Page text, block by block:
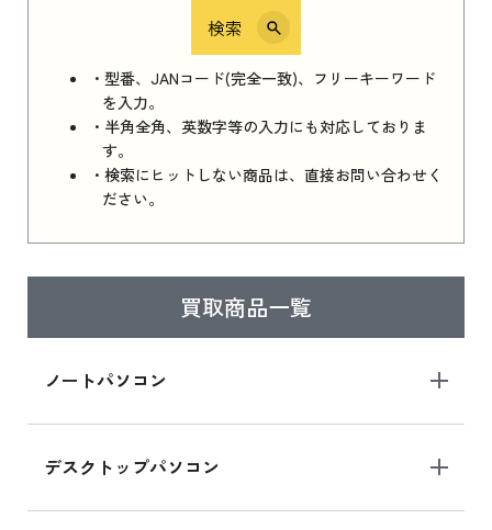
検索
・型番、JANコード(完全一致)、フリーキーワード
を入力。
・半角全角、英数字等の入力にも対応しておりま
す。
・検索にヒットしない商品は、直接お問い合わせく
ださい。
買取商品一覧
ノートパソコン
デスクトップパソコン
iPhone 16e シリーズ 2025
iPhone 16e シリーズ 2025 新品買取価格はこち
ら
iPad 11インチ 2025年春モデル
はこちら
ら
iPad mini シリーズ 2024
iPad mini 8.3インチ の新品買取価格